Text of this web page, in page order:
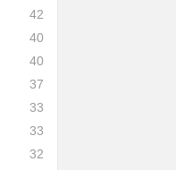
42
40
40
37
33
33
32